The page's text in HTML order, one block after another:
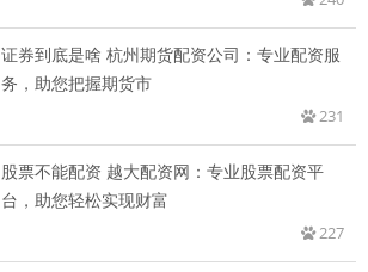
证券到底是啥 杭州期货配资公司：专业配资服
务，助您把握期货市
231
股票不能配资 越大配资网：专业股票配资平
台，助您轻松实现财富
227